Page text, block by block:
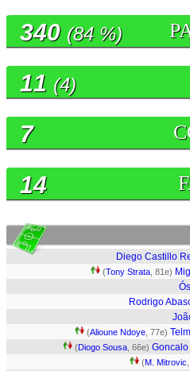
340 (84 %)
11 (4)
7
14
Diego Castillo
(Tony Strata , 81e)
Rodrigo
(Alioune Ndoye , 77e)
(Diogo Sousa , 66e)
(M. Mitrovic